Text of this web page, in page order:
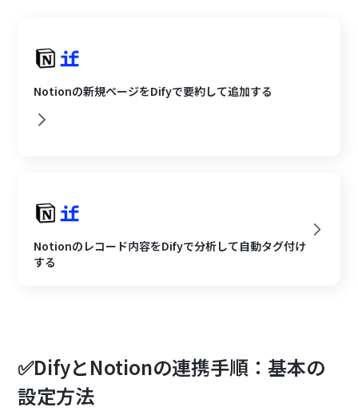
Notionの新規ページをDifyで要約して追加する
Notionのレコード内容をDifyで分析して自動タグ付け
する
✅DifyとNotionの連携手順：基本の
設定方法